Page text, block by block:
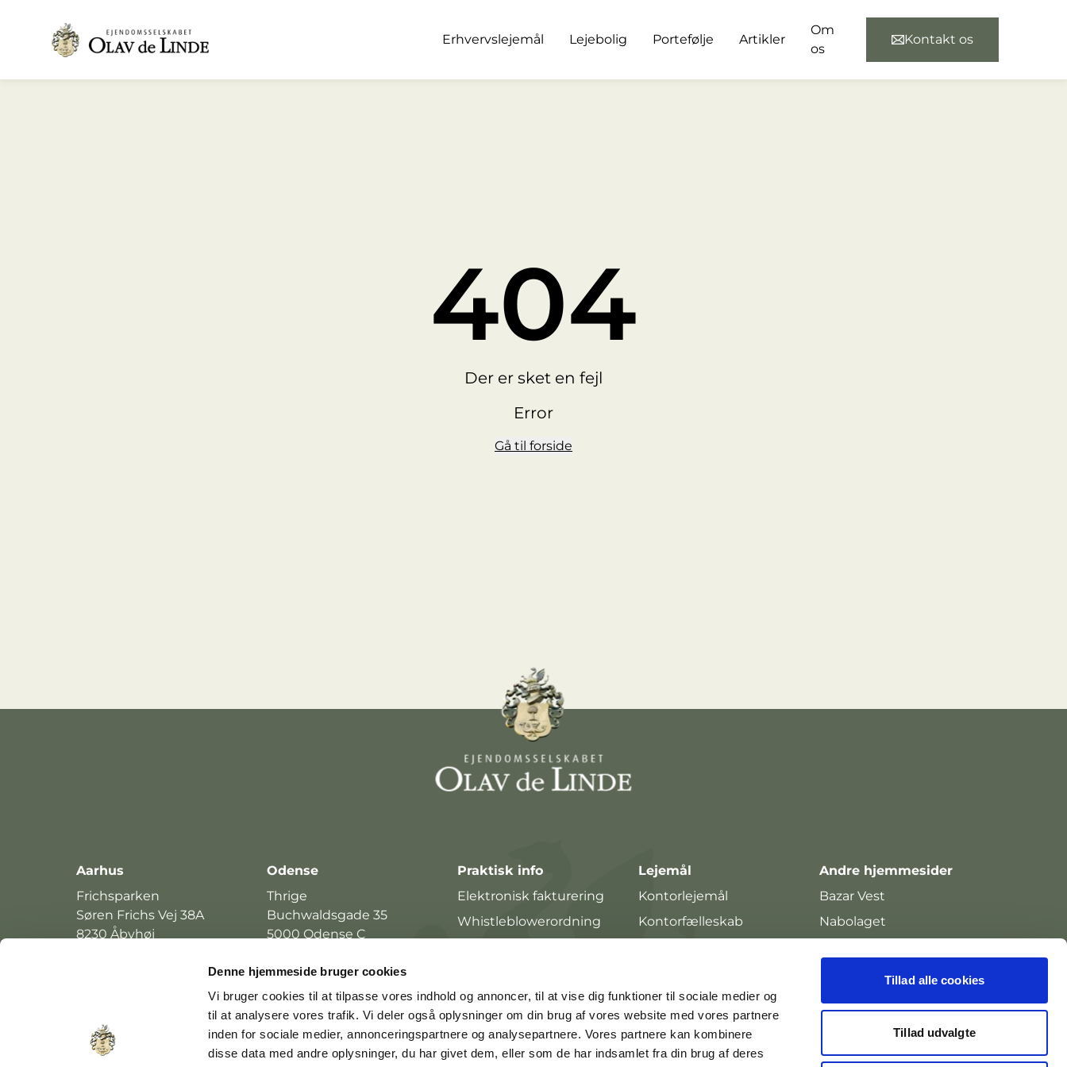
Denne hjemmeside bruger cookies
Vi bruger cookies til at tilpasse vores indhold og annoncer, til at vise dig funktioner til sociale medier og
til at analysere vores trafik. Vi deler også oplysninger om din brug af vores website med vores partnere
inden for sociale medier, annonceringspartnere og analysepartnere. Vores partnere kan kombinere
disse data med andre oplysninger, du har givet dem, eller som de har indsamlet fra din brug af deres
Tillad alle cookies
Tillad udvalgte
Erhvervslejemål Lejebolig Portefølje Artikler
Om
os
Kontakt os
404
Der er sket en fejl
Error
Gå til forside
Aarhus
Frichsparken
Søren Frichs Vej 38A
8230 Åbyhøj
Odense
Thrige
Buchwaldsgade 35
5000 Odense C
København
Praktisk info
Elektronisk fakturering
Whistleblowerordning
Lejemål
Kontorlejemål
Kontorfælleskab
Parkeringsplads
Lejebolig
Andre hjemmesider
Bazar Vest
Nabolaget